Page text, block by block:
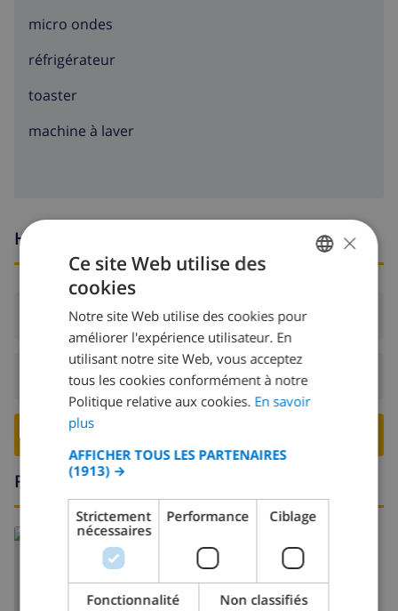
micro ondes
réfrigérateur
toaster
machine à laver
Heures d'arrivée et de départ
Arrivée:De 16:00 avant 20:00
Départ:Avant: 10:00
Région
En savoir plus sur:
Espagne Costa Brava L'Escala>
DUTCH
SPANISH
GERMAN
DANISH
×
Ce site Web utilise des
cookies
Notre site Web utilise des cookies pour
améliorer l'expérience utilisateur. En
utilisant notre site Web, vous acceptez
tous les cookies conformément à notre
Politique relative aux cookies. En savoir
plus
AFFICHER TOUS LES PARTENAIRES
(1913) →
Strictement
nécessaires
Performance Ciblage
Fonctionnalité Non classifiés